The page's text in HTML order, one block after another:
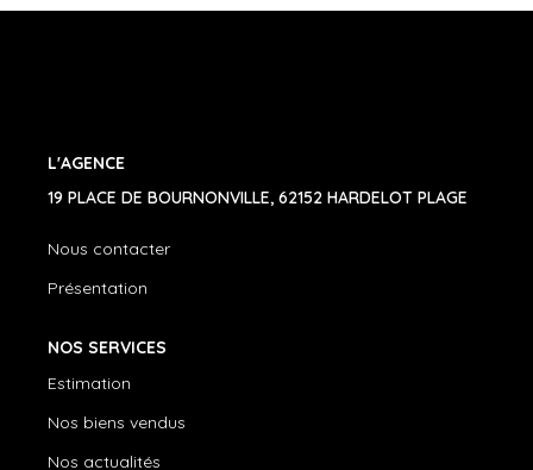
L'AGENCE
19 PLACE DE BOURNONVILLE, 62152 HARDELOT PLAGE
Nous contacter
Présentation
NOS SERVICES
Estimation
Nos biens vendus
Nos actualités